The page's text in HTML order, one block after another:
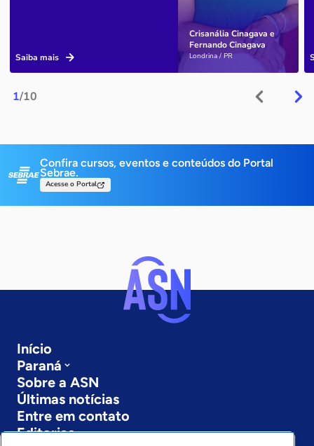
1/10
Crisanália Cinagava e
Fernando Cinagava
Londrina / PR
Saiba mais
Confira cursos, eventos e conteúdos do Portal
Sebrae.
Acesse o Portal
Início
Paraná
Sobre a ASN
Últimas notícias
Entre em contato
Editorias